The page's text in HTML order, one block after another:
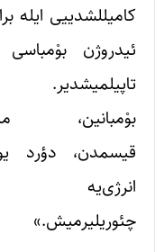
کامیللشدییی ایله برابر،
ئیدروژن بوْمباسی دا
تاپیلمیشدیر. بوُ
بوْمبانین، مین
قیسمدن، دؤرد یوزو
انرژی‌یه
چئوریلیرمیش.»